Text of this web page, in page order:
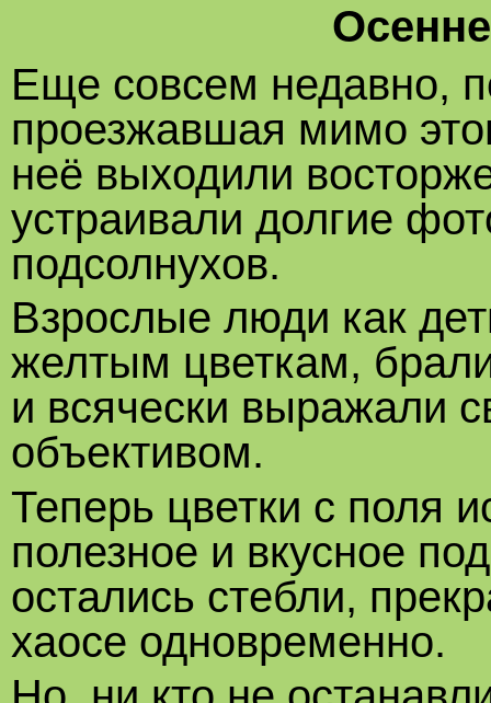
Еще совсем недавно,
проезжавшая мимо
неё выходили
устраивали долгие
подсолнухов.
Взрослые люди как
желтым цветкам,
и всячески выражали
объективом.
Теперь цветки с поля
полезное и вкусное
остались стебли,
хаосе одновременно.